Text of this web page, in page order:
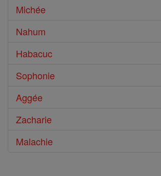
Michée
Nahum
Habacuc
Sophonie
Aggée
Zacharie
Malachie